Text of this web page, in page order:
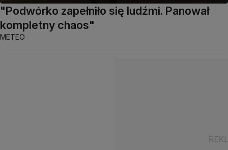
"Podwórko zapełniło się ludźmi. Panował
kompletny chaos"
METEO